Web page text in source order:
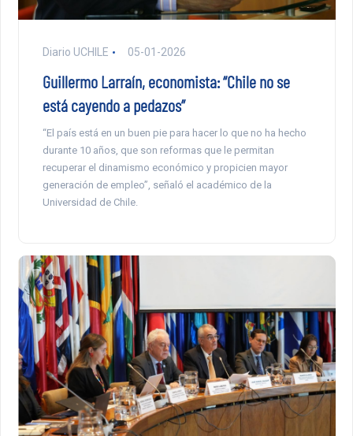
Diario UCHILE 05-01-2026
Guillermo Larraín, economista: “Chile no se
está cayendo a pedazos”
“El país está en un buen pie para hacer lo que no ha hecho
durante 10 años, que son reformas que le permitan
recuperar el dinamismo económico y propicien mayor
generación de empleo”, señaló el académico de la
Universidad de Chile.